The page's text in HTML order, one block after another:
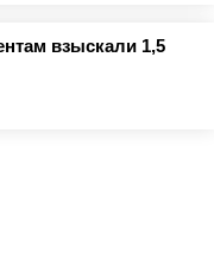
взыскали 1,5